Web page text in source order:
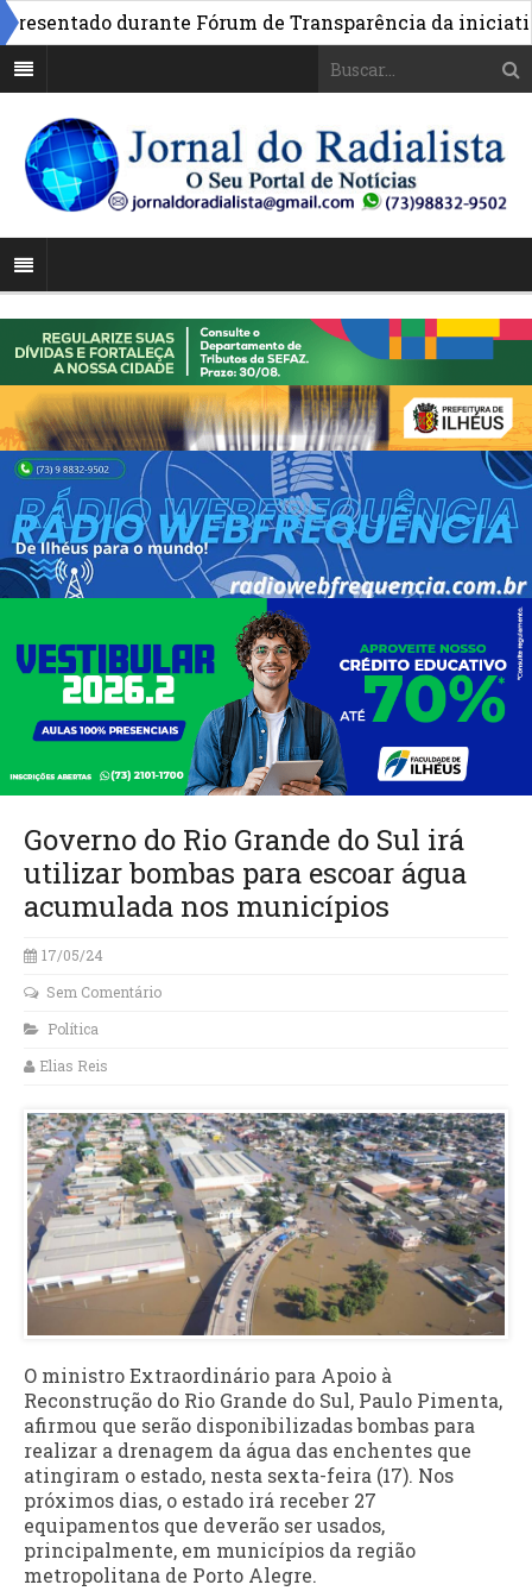
durante Fórum de Transparência da iniciativa
Governo do Rio Grande do Sul irá
utilizar bombas para escoar água
acumulada nos municípios
17/05/24
Sem Comentário
Política
Elias Reis
O ministro Extraordinário para Apoio à
Reconstrução do Rio Grande do Sul, Paulo Pimenta,
afirmou que serão disponibilizadas bombas para
realizar a drenagem da água das enchentes que
atingiram o estado, nesta sexta-feira (17). Nos
próximos dias, o estado irá receber 27
equipamentos que deverão ser usados,
principalmente, em municípios da região
metropolitana de Porto Alegre.